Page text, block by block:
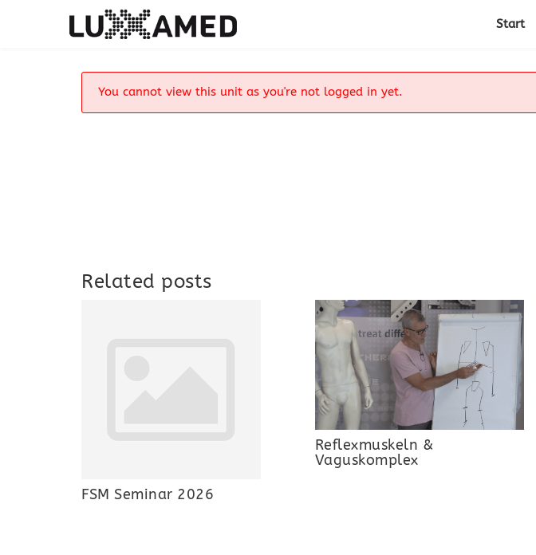
Start
You cannot view this unit as you're not logged in yet.
Related posts
FSM Seminar 2026
Reflexmuskeln &
Vaguskomplex